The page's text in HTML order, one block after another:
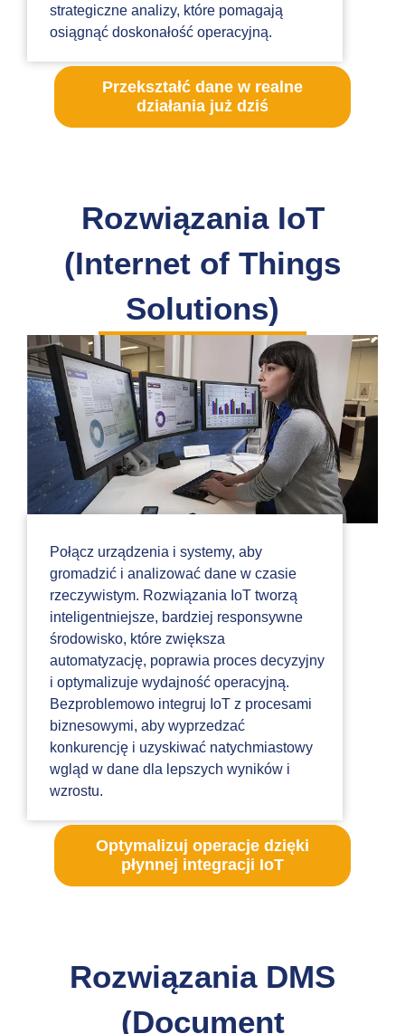
strategiczne analizy, które pomagają
osiągnąć doskonałość operacyjną.
Przekształć dane w realne
działania już dziś
Rozwiązania IoT
(Internet of Things
Solutions)
Połącz urządzenia i systemy, aby
gromadzić i analizować dane w czasie
rzeczywistym. Rozwiązania IoT tworzą
inteligentniejsze, bardziej responsywne
środowisko, które zwiększa
automatyzację, poprawia proces decyzyjny
i optymalizuje wydajność operacyjną.
Bezproblemowo integruj IoT z procesami
biznesowymi, aby wyprzedzać
konkurencję i uzyskiwać natychmiastowy
wgląd w dane dla lepszych wyników i
wzrostu.
Optymalizuj operacje dzięki
płynnej integracji IoT
Rozwiązania DMS
(Document